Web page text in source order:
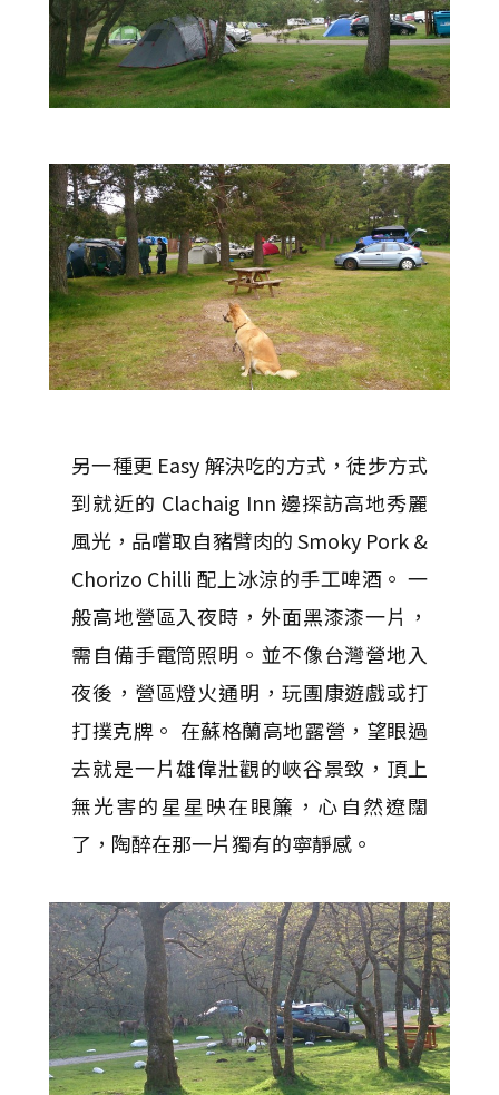
另一種更 Easy 解決吃的方式，徒步方式
到就近的 Clachaig Inn 邊探訪高地秀麗
風光，品嚐取自豬臂肉的 Smoky Pork &
Chorizo Chilli 配上冰涼的手工啤酒。 一
般高地營區入夜時，外面黑漆漆一片，
需自備手電筒照明。並不像台灣營地入
夜後，營區燈火通明，玩團康遊戲或打
打撲克牌。 在蘇格蘭高地露營，望眼過
去就是一片雄偉壯觀的峽谷景致，頂上
無光害的星星映在眼簾，心自然遼闊
了，陶醉在那一片獨有的寧靜感。